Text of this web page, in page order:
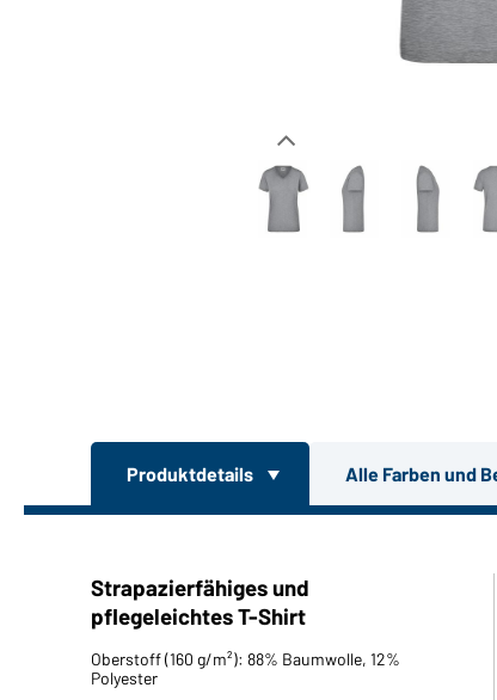
Produktdetails Alle Farben und
Strapazierfähiges und
pflegeleichtes T-Shirt
Oberstoff (160 g/m²): 88% Baumwolle, 12%
Polyester